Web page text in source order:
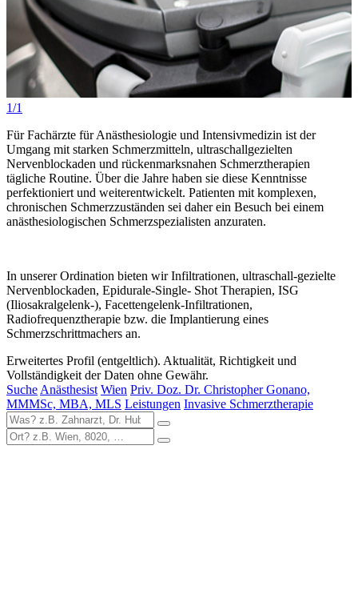
1/1
Für Fachärzte für Anästhesiologie und Intensivmedizin ist der
Umgang mit starken Schmerzmitteln, ultraschallgezielten
Nervenblockaden und rückenmarksnahen Schmerztherapien
tägliche Routine. Über die Jahre haben sie diese Kenntnisse
perfektioniert und weiterentwickelt. Patienten mit komplexen,
chronischen Schmerzzuständen sei daher ein Besuch bei einem
anästhesiologischen Schmerzspezialisten anzuraten.
In unserer Ordination bieten wir Infiltrationen, ultraschall-gezielte
Nervenblockaden, Epidurale-Single- Shot Therapien, ISG
(Iliosakralgelenk-), Facettengelenk-Infiltrationen,
Radiofrequenztherapie bzw. die Implantierung eines
Schmerzschrittmachers an.
Erweitertes Profil (entgeltlich). Aktualität, Richtigkeit und
Vollständigkeit der Daten ohne Gewähr.
Suche Anästhesist Wien Priv. Doz. Dr. Christopher Gonano,
MMMSc, MBA, MLS Leistungen Invasive Schmerztherapie